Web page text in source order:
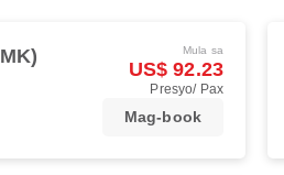
Mula sa
US$ 92.23
Presyo/ Pax
Mag-book